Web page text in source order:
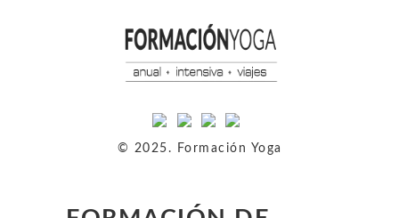
© 2025. Formación Yoga